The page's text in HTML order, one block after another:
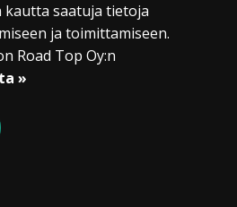
kautta saatuja tietoja
ja toimittamiseen.
Road Top Oy:n
»